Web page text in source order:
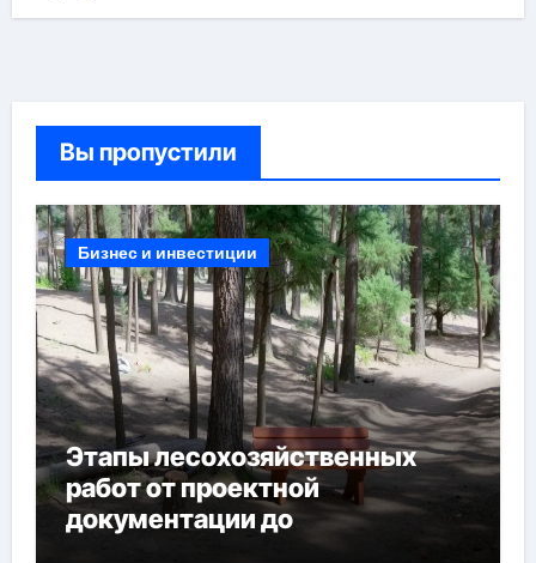
Вы пропустили
Бизнес и инвестиции
Этапы лесохозяйственных
работ от проектной
документации до